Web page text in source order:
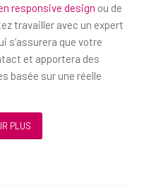
responsive design ou de
travailler avec un expert
s’assurera que votre
et apportera des
basée sur une réelle
PLUS